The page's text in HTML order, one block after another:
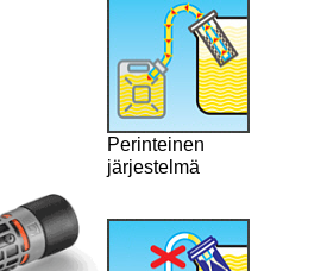
Perinteinen
järjestelmä